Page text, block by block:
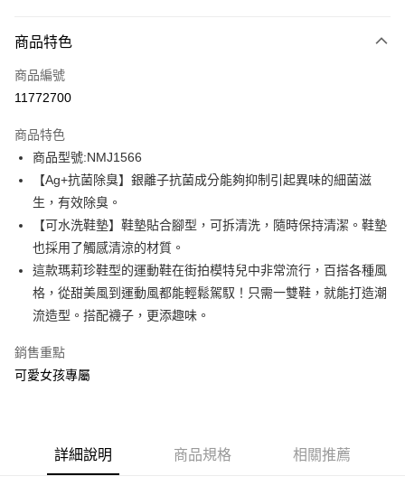
信用卡一次付款
信用卡分期付款
合作金庫商業銀行
華南商業銀行
上海商業儲蓄銀行
台北富邦商業銀行
國泰世華商業銀行
臺灣中小企業銀行
台中商業銀行
匯豐（台灣）商業銀行
聯邦商業銀行
元大商業銀行
永豐商業銀行
玉山商業銀行
星展（台灣）商業銀行
台新國際商業銀行
6 期 0 利率 每期
華南商業銀行
彰化商業銀行
上海商業儲蓄銀行
國泰世華商業銀行
兆豐國際商業銀行
臺灣中小企業銀行
匯豐（台灣）商業銀行
華泰商業銀行
聯邦商業銀行
遠東國際商業銀行
元大商業銀行
永豐商業銀行
玉山商業銀行
台灣樂天信用卡公司
12 期 0 利率 每期
合作金庫商業銀行
上海商業儲蓄銀行
台北富邦商業銀行
國泰世華商業銀行
臺灣中小企業銀行
台中商業銀行
匯豐（台灣）商業銀行
華泰商業銀行
聯邦商業銀行
玉山商業銀行
台新國際商業銀行
LINE Pay
Apple Pay
街口支付
悠遊付
全盈+PAY
【關於「AFTEE先享後付」】
AFTEE先享後付是「在收到商品之後才付款」的支付方式。 讓您購物簡單
便利好安心！
ATM付款
商品特色
商品編號
11772700
商品特色
商品型號:NMJ1566
【Ag+抗菌除臭】銀離子抗菌成分能夠抑制引起異味的細菌滋
生，有效除臭。
【可水洗鞋墊】鞋墊貼合腳型，可拆清洗，隨時保持清潔。鞋墊
也採用了觸感清涼的材質。
這款瑪莉珍鞋型的運動鞋在街拍模特兒中非常流行，百搭各種風
格，從甜美風到運動風都能輕鬆駕馭！只需一雙鞋，就能打造潮
流造型。搭配襪子，更添趣味。
銷售重點
可愛女孩專屬
詳細說明 商品規格 相關推薦